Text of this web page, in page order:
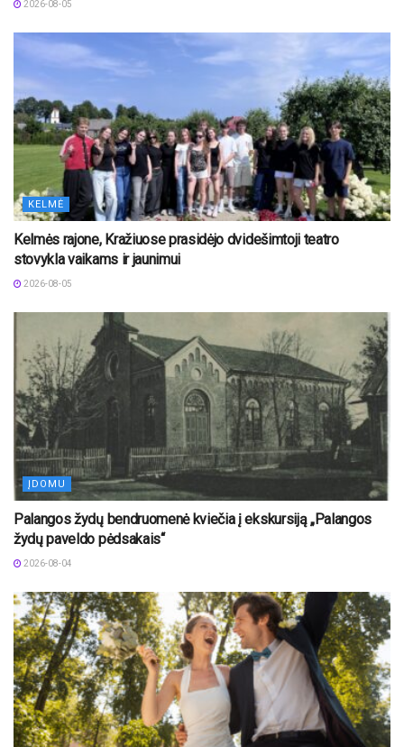
2026-08-05
KELMĖ
Kelmės rajone, Kražiuose prasidėjo dvidešimtoji teatro
stovykla vaikams ir jaunimui
2026-08-05
ĮDOMU
Palangos žydų bendruomenė kviečia į ekskursiją „Palangos
žydų paveldo pėdsakais“
2026-08-04